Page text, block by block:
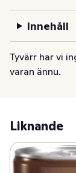
Innehåll
Tyvärr har vi
varan ännu.
Liknande